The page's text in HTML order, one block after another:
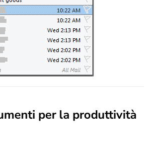
per la produttività